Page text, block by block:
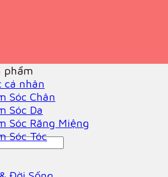
phẩm
cá nhân
Sóc Chân
Sóc Da
Sóc Răng Miệng
Sóc Tóc